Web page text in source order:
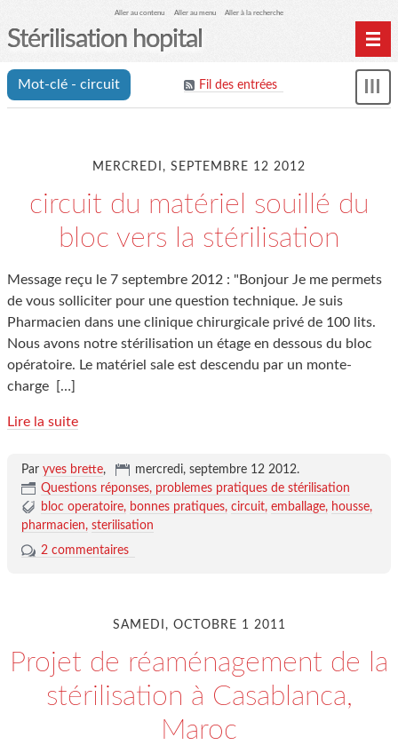
Aller au contenu Aller au menu Aller à la recherche
Stérilisation hopital
Home
Archives
le
Mot-clé - circuit Fil des entrées
MERCREDI, SEPTEMBRE 12 2012
circuit du matériel souillé du
bloc vers la stérilisation
Message reçu le 7 septembre 2012 : "Bonjour Je me permets
de vous solliciter pour une question technique. Je suis
Pharmacien dans une clinique chirurgicale privé de 100 lits.
Nous avons notre stérilisation un étage en dessous du bloc
opératoire. Le matériel sale est descendu par un monte-
charge
[…]
Lire la suite
Par yves brette, mercredi, septembre 12 2012.
Questions réponses, problemes pratiques de stérilisation
bloc operatoire
bonnes pratiques circuit emballage
housse
pharmacien sterilisation
2 commentaires
SAMEDI, OCTOBRE 1 2011
Projet de réaménagement de la
stérilisation à Casablanca,
Maroc